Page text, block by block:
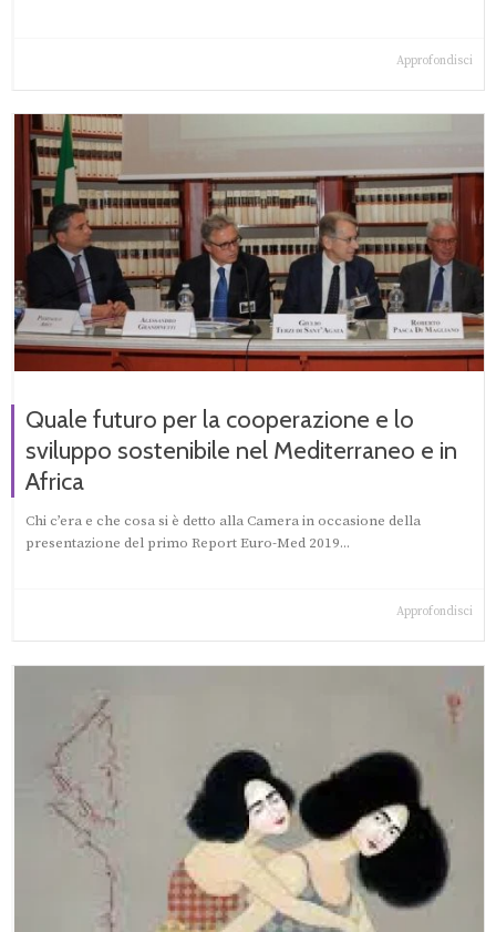
Approfondisci
Quale futuro per la cooperazione e lo
sviluppo sostenibile nel Mediterraneo e in
Africa
Chi c’era e che cosa si è detto alla Camera in occasione della
presentazione del primo Report Euro-Med 2019...
Approfondisci